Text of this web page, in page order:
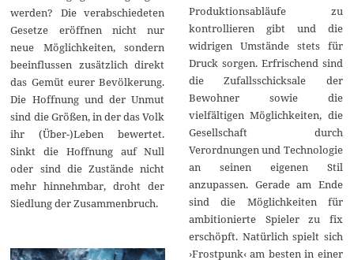
werden? Die verabschiedeten
Gesetze eröffnen nicht nur
neue Möglichkeiten, sondern
beeinflussen zusätzlich direkt
das Gemüt eurer Bevölkerung.
Die Hoffnung und der Unmut
sind die Größen, in der das Volk
ihr (Über-)Leben bewertet.
Sinkt die Hoffnung auf Null
oder sind die Zustände nicht
mehr hinnehmbar, droht der
Siedlung der Zusammenbruch.
Produktionsabläufe zu
kontrollieren gibt und die
widrigen Umstände stets für
Druck sorgen. Erfrischend sind
die Zufallsschicksale der
Bewohner sowie die
vielfältigen Möglichkeiten, die
Gesellschaft durch
Verordnungen und Technologie
an seinen eigenen Stil
anzupassen. Gerade am Ende
sind die Möglichkeiten für
ambitionierte Spieler zu fix
erschöpft. Natürlich spielt sich
›Frostpunk‹ am besten in einer